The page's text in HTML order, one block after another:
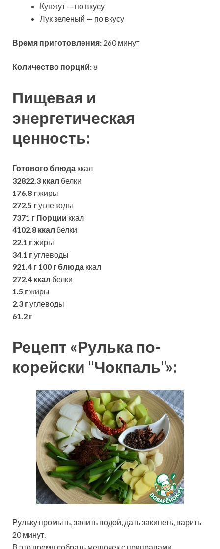
Кунжут — по вкусу
Лук зеленый — по вкусу
Время приготовления: 260 минут
Количество порций:8
Пищевая и
энергетическая
ценность:
Готового блюда ккал
32822.3 ккал белки
176.8 гжиры
272.5 гуглеводы
7371 г Порции ккал
4102.8 ккал белки
22.1 гжиры
34.1 гуглеводы
921.4 г 100 г блюда ккал
272.4 ккал белки
1.5 гжиры
2.3 гуглеводы
61.2 г
Рецепт «Рулька по-
корейски "Чокпаль"»:
Рульку промыть, залить водой, дать закипеть, варить
20 минут.
В это время собрать мешочек с приправами.